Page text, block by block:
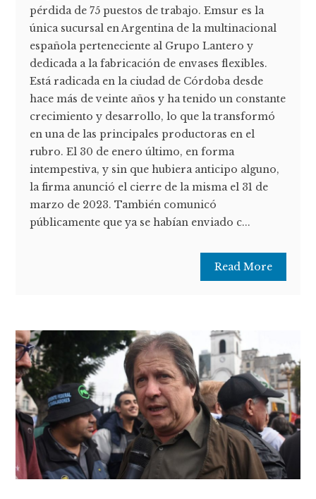
pérdida de 75 puestos de trabajo. Emsur es la
única sucursal en Argentina de la multinacional
española perteneciente al Grupo Lantero y
dedicada a la fabricación de envases flexibles.
Está radicada en la ciudad de Córdoba desde
hace más de veinte años y ha tenido un constante
crecimiento y desarrollo, lo que la transformó
en una de las principales productoras en el
rubro. El 30 de enero último, en forma
intempestiva, y sin que hubiera anticipo alguno,
la firma anunció el cierre de la misma el 31 de
marzo de 2023. También comunicó
públicamente que ya se habían enviado c...
Read More